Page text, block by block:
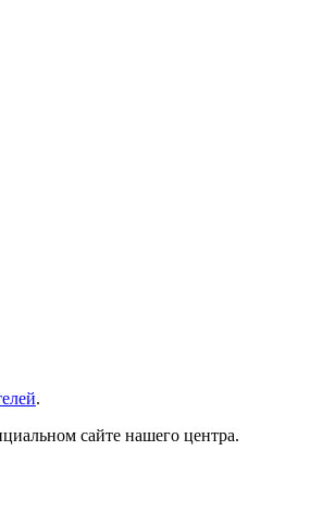
.
сайте нашего центра.